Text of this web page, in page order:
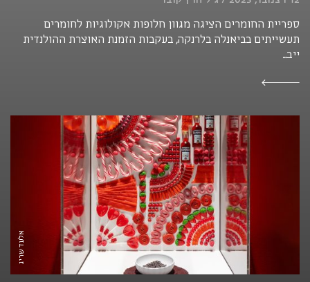
ספריית החומרים הציגה מגוון חלופות אקולוגיות לחומרים
תעשייתים בביאנלה בלרנקה, בעקבות הזמנת האוצרת ההולנדית
ייב...
אלעד שריג